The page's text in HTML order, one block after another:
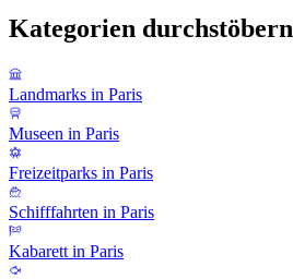
Kategorien durchstöbern
Landmarks in Paris
Museen in Paris
Freizeitparks in Paris
Schifffahrten in Paris
Kabarett in Paris